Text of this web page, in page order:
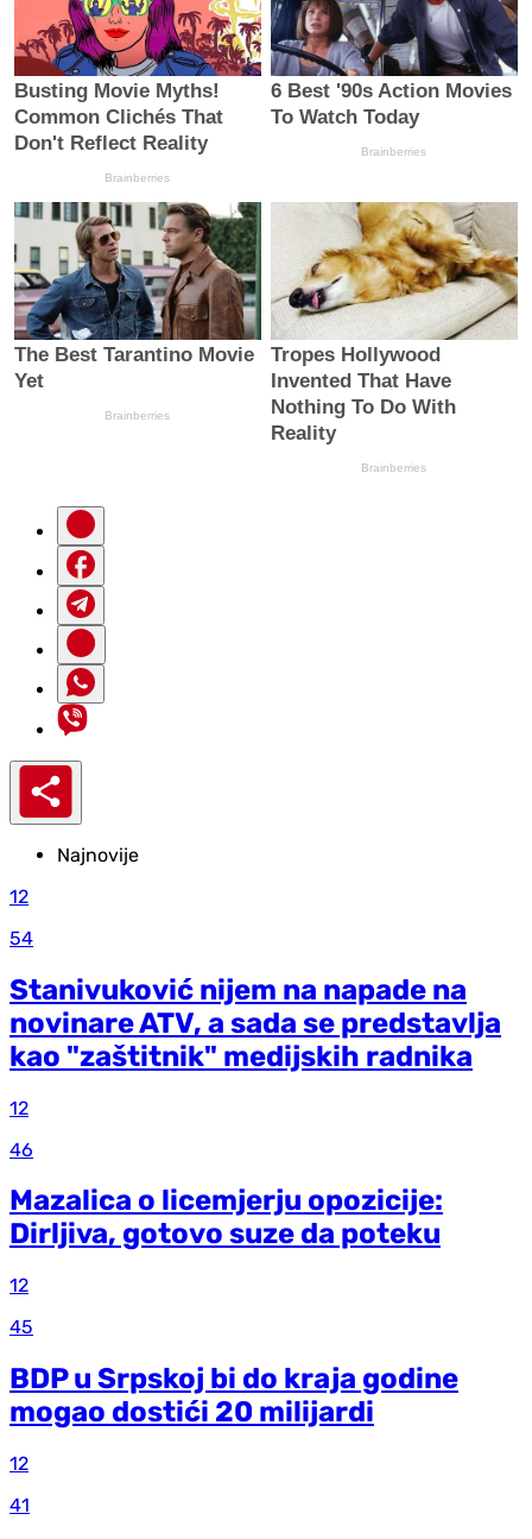
Najnovije
12
54
Stanivuković nijem na napade na
novinare ATV, a sada se predstavlja
kao "zaštitnik" medijskih radnika
12
46
Mazalica o licemjerju opozicije:
Dirljiva, gotovo suze da poteku
12
45
BDP u Srpskoj bi do kraja godine
mogao dostići 20 milijardi
12
41